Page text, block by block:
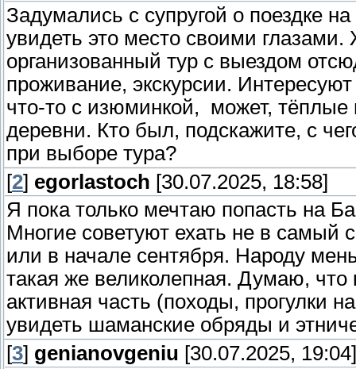
Задумались с супругой о поездке
увидеть это место своими
организованный тур с выездом
проживание, экскурсии.
что-то с изюминкой, может, тёплые
деревни. Кто был, подскажите, с
при выборе тура?
[2] egorlastoch [30.07.2025, 18:58]
Я пока только мечтаю попасть на
Многие советуют ехать не в самый
или в начале сентября. Народу
такая же великолепная. Думаю, что
активная часть (походы, прогулки
увидеть шаманские обряды и
[3] genianovgeniu [30.07.2025, 19:04]